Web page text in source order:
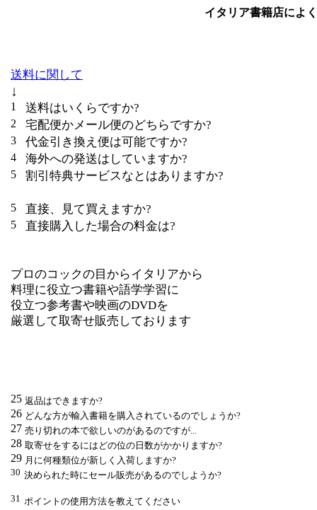
イタリア書籍店によ
送料に関して
↓
送料はいくらですか?
宅配便かメール便のどちらですか?
代金引き換え便は可能ですか?
海外への発送はしていますか?
割引特典サービスなとはありますか?
直接、見て買えますか?
直接購入した場合の料金は?
プロのコックの目からイタリアから
料理に役立つ書籍や語学学習に
役立つ参考書や映画のDVDを
厳選して取寄せ販売しております
返品はできますか?
どんな方が輸入書籍を購入されているのでしょうか?
売り切れの本で欲しいのがあるのですが...
取寄せをするにはどの位の日数がかかりますか?
月に何種類位が新しく入荷しますか?
決められた時にセール販売があるのでしようか?
ポイントの使用方法を教えてください